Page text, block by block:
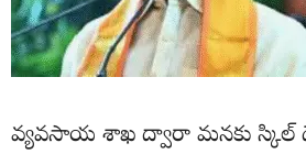
వ్యవసాయ శాఖ ద్వారా మనకు స్కిల్